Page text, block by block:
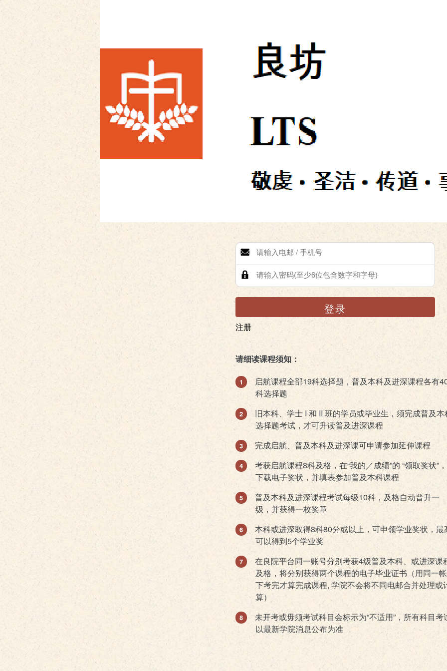
登录
注册
请细读课程须知：
启航课程全部19科选择题，普及本科及进深课程各有
科选择题
旧本科、学士 I 和 II 班的学员或毕业生，须完成普及本
选择题考试，才可升读普及进深课程
完成启航、普及本科及进深课可申请参加延伸课程
考获启航课程8科及格，在“我的／成绩”的 “领取奖状”
下载电子奖状，并填表参加普及本科课程
普及本科及进深课程考试每级10科，及格自动晋升一
级，并获得一枚奖章
本科或进深取得8科80分或以上，可申领学业奖状，最
可以得到5个学业奖
在良院平台同一账号分别考获4级普及本科、或进深课
及格，将分别获得两个课程的电子毕业证书（用同一
下考完才算完成课程, 学院不会将不同电邮合并处理或
算）
未开考或毋须考试科目会标示为“不适用”，所有科目考
以最新学院消息公布为准